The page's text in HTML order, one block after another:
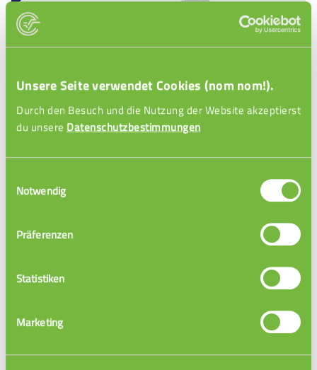
Unsere Seite verwendet Cookies (nom nom!).
Durch den Besuch und die Nutzung der Website akzeptierst
du unsere Datenschutzbestimmungen
Notwendig
Präferenzen
Statistiken
Marketing
Ganzheitliches Lernen
Was ist Ganzheitliches Lernen?